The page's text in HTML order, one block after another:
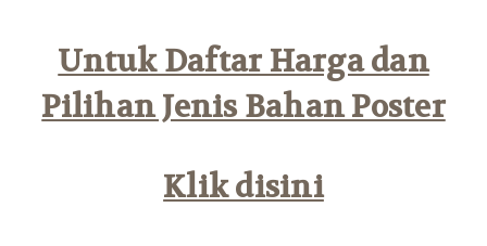
Untuk Daftar Harga dan
Pilihan Jenis Bahan Poster
Klik disini